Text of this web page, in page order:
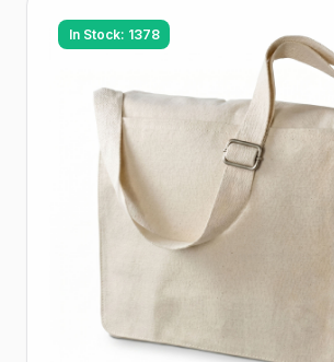
In Stock: 1378